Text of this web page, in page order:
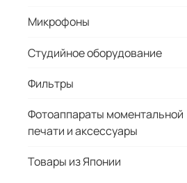
Микрофоны
Студийное оборудование
Фильтры
Фотоаппараты моментальной
печати и аксессуары
Товары из Японии